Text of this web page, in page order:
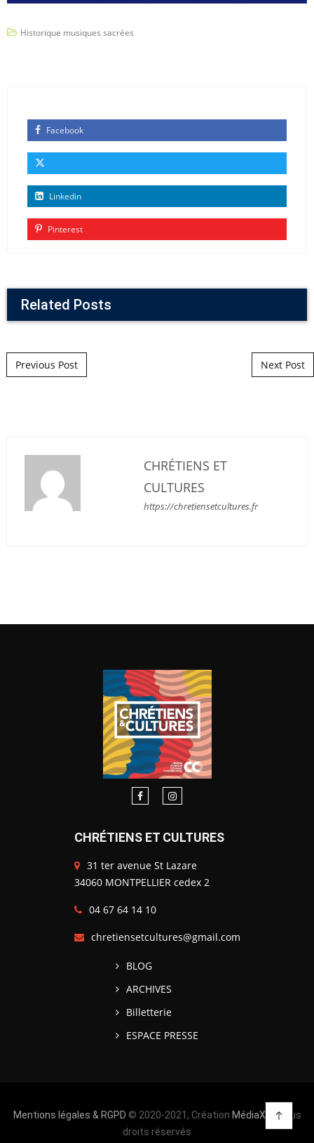
Historique musiques sacrées
Facebook
Linkedin
Pinterest
Related Posts
Post navigation
Previous Post Next Post
CHRÉTIENS ET
CULTURES
https://chretiensetcultures.fr
CHRÉTIENS ET CULTURES
31 ter avenue St Lazare
34060 MONTPELLIER cedex 2
04 67 64 14 10
chretiensetcultures@gmail.com
BLOG
ARCHIVES
Billetterie
ESPACE PRESSE
Mentions légales & RGPD © 2020-2021, Création MédiaXV
| Tous
droits réservés